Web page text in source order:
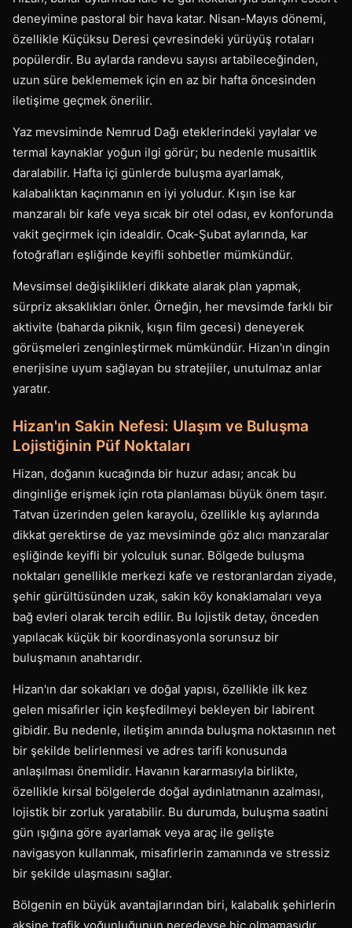
deneyimine pastoral bir hava katar. Nisan-Mayıs dönemi,
özellikle Küçüksu Deresi çevresindeki yürüyüş rotaları
popülerdir. Bu aylarda randevu sayısı artabileceğinden,
uzun süre beklememek için en az bir hafta öncesinden
iletişime geçmek önerilir.
Yaz mevsiminde Nemrud Dağı eteklerindeki yaylalar ve
termal kaynaklar yoğun ilgi görür; bu nedenle musaitlik
daralabilir. Hafta içi günlerde buluşma ayarlamak,
kalabalıktan kaçınmanın en iyi yoludur. Kışın ise kar
manzaralı bir kafe veya sıcak bir otel odası, ev konforunda
vakit geçirmek için idealdir. Ocak-Şubat aylarında, kar
fotoğrafları eşliğinde keyifli sohbetler mümkündür.
Mevsimsel değişiklikleri dikkate alarak plan yapmak,
sürpriz aksaklıkları önler. Örneğin, her mevsimde farklı bir
aktivite (baharda piknik, kışın film gecesi) deneyerek
görüşmeleri zenginleştirmek mümkündür. Hizan'ın dingin
enerjisine uyum sağlayan bu stratejiler, unutulmaz anlar
yaratır.
Hizan'ın Sakin Nefesi: Ulaşım ve Buluşma
Lojistiğinin Püf Noktaları
Hizan, doğanın kucağında bir huzur adası; ancak bu
dinginliğe erişmek için rota planlaması büyük önem taşır.
Tatvan üzerinden gelen karayolu, özellikle kış aylarında
dikkat gerektirse de yaz mevsiminde göz alıcı manzaralar
eşliğinde keyifli bir yolculuk sunar. Bölgede buluşma
noktaları genellikle merkezi kafe ve restoranlardan ziyade,
şehir gürültüsünden uzak, sakin köy konaklamaları veya
bağ evleri olarak tercih edilir. Bu lojistik detay, önceden
yapılacak küçük bir koordinasyonla sorunsuz bir
buluşmanın anahtarıdır.
Hizan'ın dar sokakları ve doğal yapısı, özellikle ilk kez
gelen misafirler için keşfedilmeyi bekleyen bir labirent
gibidir. Bu nedenle, iletişim anında buluşma noktasının net
bir şekilde belirlenmesi ve adres tarifi konusunda
anlaşılması önemlidir. Havanın kararmasıyla birlikte,
özellikle kırsal bölgelerde doğal aydınlatmanın azalması,
lojistik bir zorluk yaratabilir. Bu durumda, buluşma saatini
gün ışığına göre ayarlamak veya araç ile gelişte
navigasyon kullanmak, misafirlerin zamanında ve stressiz
bir şekilde ulaşmasını sağlar.
Bölgenin en büyük avantajlarından biri, kalabalık şehirlerin